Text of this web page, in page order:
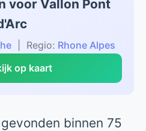
voor Vallon Pont
| Regio: Rhone Alpes
op kaart
binnen 75